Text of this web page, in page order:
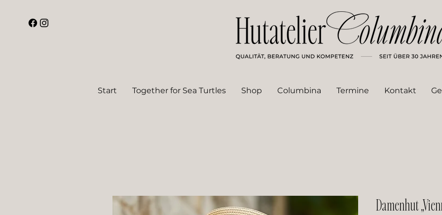
Start Together for Sea Turtles Shop Columbina Termine Kontakt
Damenhut